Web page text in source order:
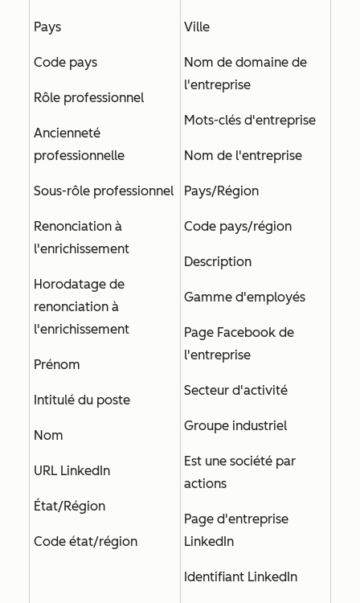
Pays
Code pays
Rôle professionnel
Ancienneté
professionnelle
Sous-rôle professionnel
Renonciation à
l'enrichissement
Horodatage de
renonciation à
l'enrichissement
Prénom
Intitulé du poste
Nom
URL LinkedIn
État/Région
Code état/région
Ville
Nom de domaine de
l'entreprise
Mots-clés d'entreprise
Nom de l'entreprise
Pays/Région
Code pays/région
Description
Gamme d'employés
Page Facebook de
l'entreprise
Secteur d'activité
Groupe industriel
Est une société par
actions
Page d'entreprise
LinkedIn
Identifiant LinkedIn